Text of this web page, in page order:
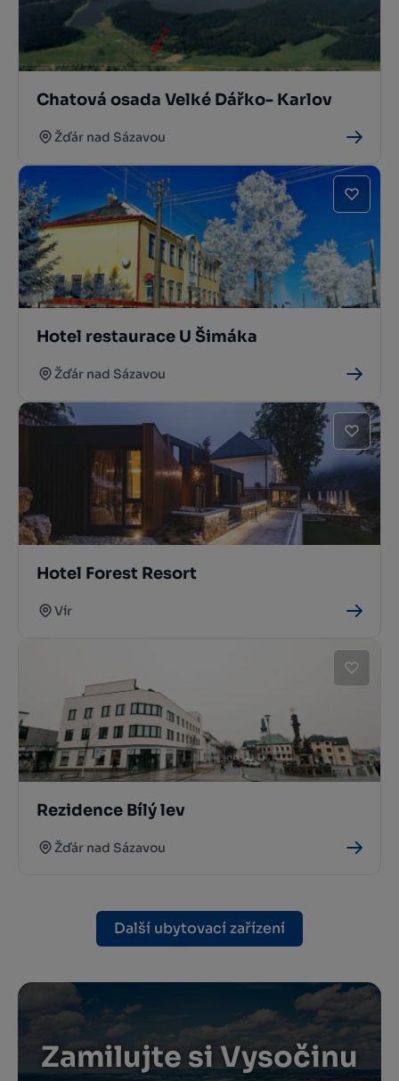
Chatová osada Velké Dářko- Karlov
Žďár nad Sázavou
Hotel restaurace U Šimáka
Žďár nad Sázavou
Hotel Forest Resort
Vír
Rezidence Bílý lev
Žďár nad Sázavou
Další ubytovací zařízení
Zamilujte si Vysočinu